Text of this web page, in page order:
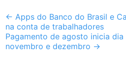
Post
navigation
← Apps do Banco do Brasil e
na conta de trabalhadores
Pagamento de agosto inicia dia
novembro e dezembro →